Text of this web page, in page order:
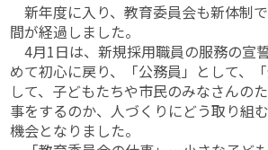
新年度に入り、教育委員会も新体制
間が経過しました。
4月1日は、新規採用職員の服務の宣
めて初心に戻り、「公務員」として、
して、子どもたちや市民のみなさんの
事をするのか、人づくりにどう取り組
機会となりました。